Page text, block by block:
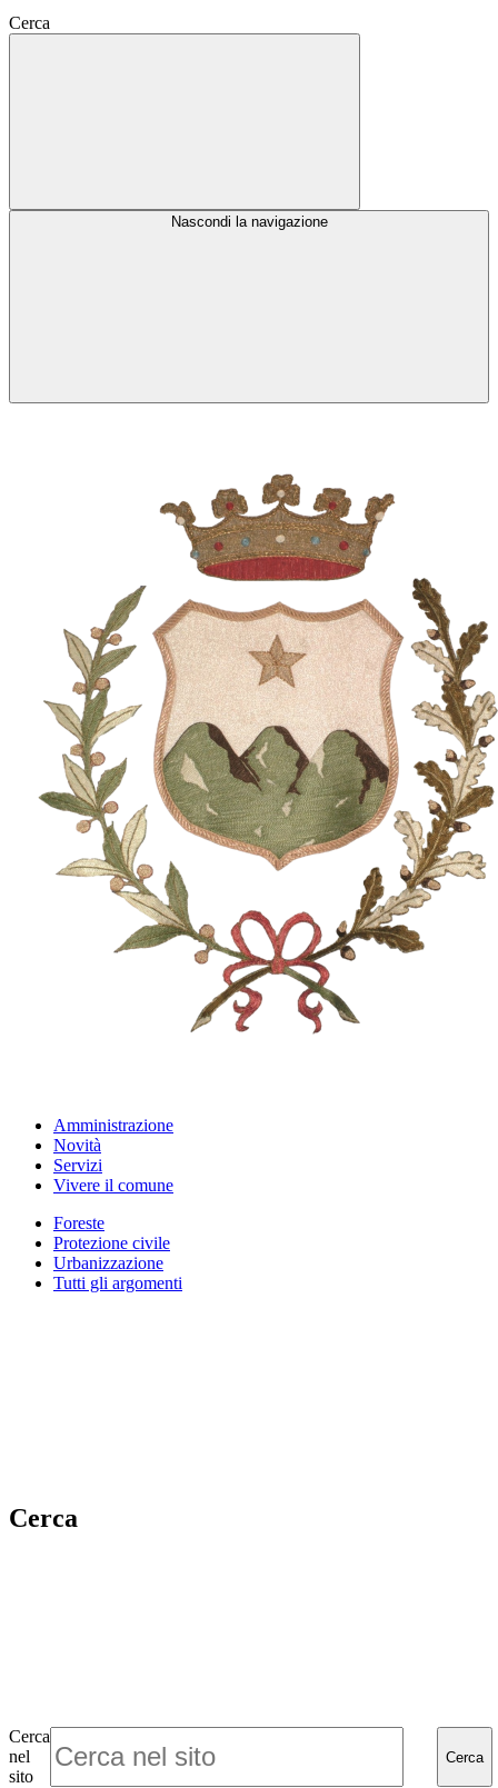
Cerca
Nascondi la navigazione
Amministrazione
Novità
Servizi
Vivere il comune
Foreste
Protezione civile
Urbanizzazione
Tutti gli argomenti
Cerca
Cerca
nel
sito
Cerca